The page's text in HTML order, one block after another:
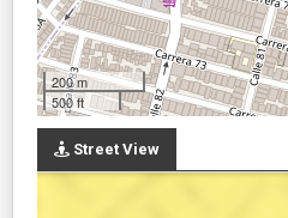
200 m
500 ft
Street View